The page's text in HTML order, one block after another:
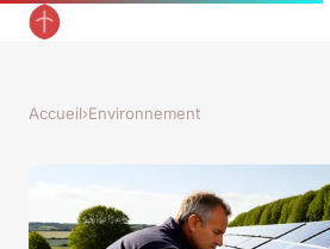
Accueil›Environnement